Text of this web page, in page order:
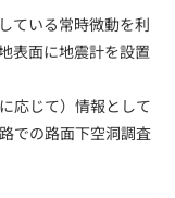
ている常時微動を利
表面に地震計を設置
応じて）情報として
での路面下空洞調査